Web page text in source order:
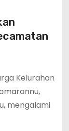
Kelurahan
mengalami